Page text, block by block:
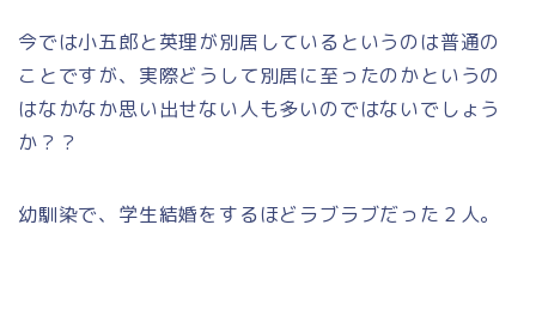
今では小五郎と英理が別居しているというのは普通の
ことですが、実際どうして別居に至ったのかというの
はなかなか思い出せない人も多いのではないでしょう
か？？
幼馴染で、学生結婚をするほどラブラブだった２人。